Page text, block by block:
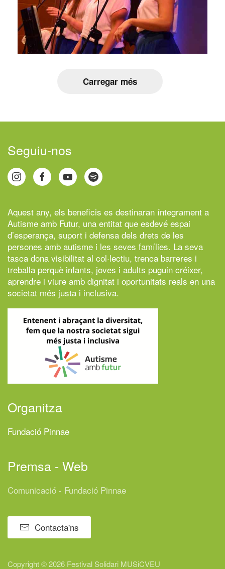
Carregar més
Seguiu-nos
Aquest any, els beneficis es destinaran íntegrament a
Autisme amb Futur, una entitat que esdevé espai
d’esperança, suport i defensa dels drets de les
persones amb autisme i les seves famílies. La seva
tasca dona visibilitat al col·lectiu, trenca barreres i
treballa perquè infants, joves i adults puguin créixer,
aprendre i viure amb dignitat i oportunitats reals en una
societat més justa i inclusiva.
Organitza
Fundació Pinnae
Premsa - Web
Comunicació - Fundació Pinnae
Contacta'ns
Copyright © 2026 Festival Solidari MUSiCVEU